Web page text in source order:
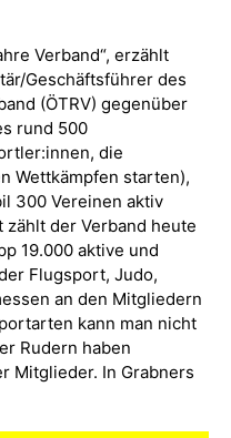
Verband“, erzählt
Geschäftsführer des
(ÖTRV) gegenüber
rund 500
die
Wettkämpfen starten),
300 Vereinen aktiv
zählt der Verband heute
19.000 aktive und
Flugsport, Judo,
an den Mitgliedern
kann man nicht
Rudern haben
Mitglieder. In Grabners